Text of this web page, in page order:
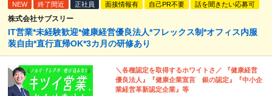
NEW 終了間近 正社員 面接情報有 自己PR不要 話を聞きたい応募可
株式会社サブスリー
IT営業*未経験歓迎*健康経営優良法⼈*フレックス制*オフィス内服
装自由*直行直帰OK*3カ月の研修あり
＼各種認定を取得するホワイトさ／ 『健康経営
優良法人』『健康企業宣言 銀の認定』『中小企
業経営革新認定企業』等